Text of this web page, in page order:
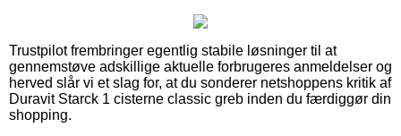
Trustpilot frembringer egentlig stabile løsninger til at
gennemstøve adskillige aktuelle forbrugeres anmeldelser og
herved slår vi et slag for, at du sonderer netshoppens kritik af
Duravit Starck 1 cisterne classic greb inden du færdiggør din
shopping.